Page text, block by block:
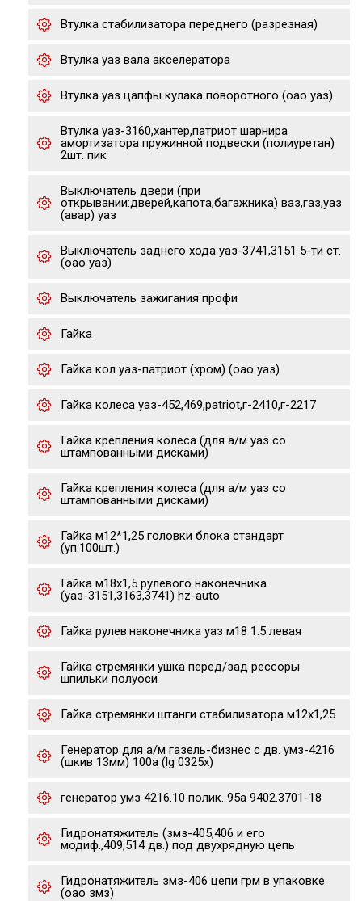
Втулка стабилизатора переднего (разрезная)
Втулка уаз вала акселератора
Втулка уаз цапфы кулака поворотного (оао уаз)
Втулка уаз-3160,хантер,патриот шарнира
амортизатора пружинной подвески (полиуретан)
2шт. пик
Выключатель двери (при
открывании:дверей,капота,багажника) ваз,газ,уаз
(авар) уаз
Выключатель заднего хода уаз-3741,3151 5-ти ст.
(оао уаз)
Выключатель зажигания профи
Гайка
Гайка кол уаз-патриот (хром) (оао уаз)
Гайка колеса уаз-452,469,patriot,г-2410,г-2217
Гайка крепления колеса (для а/м уаз со
штампованными дисками)
Гайка крепления колеса (для а/м уаз со
штампованными дисками)
Гайка м12*1,25 головки блока стандарт
(уп.100шт.)
Гайка м18х1,5 рулевого наконечника
(уаз-3151,3163,3741) hz-auto
Гайка рулев.наконечника уаз м18 1.5 левая
Гайка стремянки ушка перед/зад рессоры
шпильки полуоси
Гайка стремянки штанги стабилизатора м12х1,25
Генератор для а/м газель-бизнес с дв. умз-4216
(шкив 13мм) 100a (lg 0325x)
генератор умз 4216.10 полик. 95а 9402.3701-18
Гидронатяжитель (змз-405,406 и его
модиф.,409,514 дв.) под двухрядную цепь
Гидронатяжитель змз-406 цепи грм в упаковке
(оао змз)